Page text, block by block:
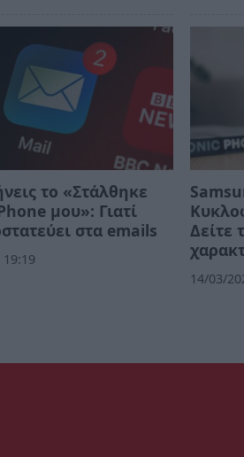
το «Στάλθηκε
μου»: Γιατί
στα emails
Δείτε
14/03/